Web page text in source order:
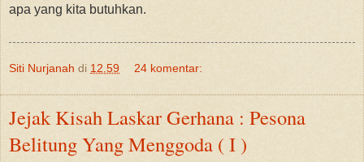
apa yang kita butuhkan.
Siti Nurjanah di 12.59 24 komentar:
Jejak Kisah Laskar Gerhana : Pesona
Belitung Yang Menggoda ( I )